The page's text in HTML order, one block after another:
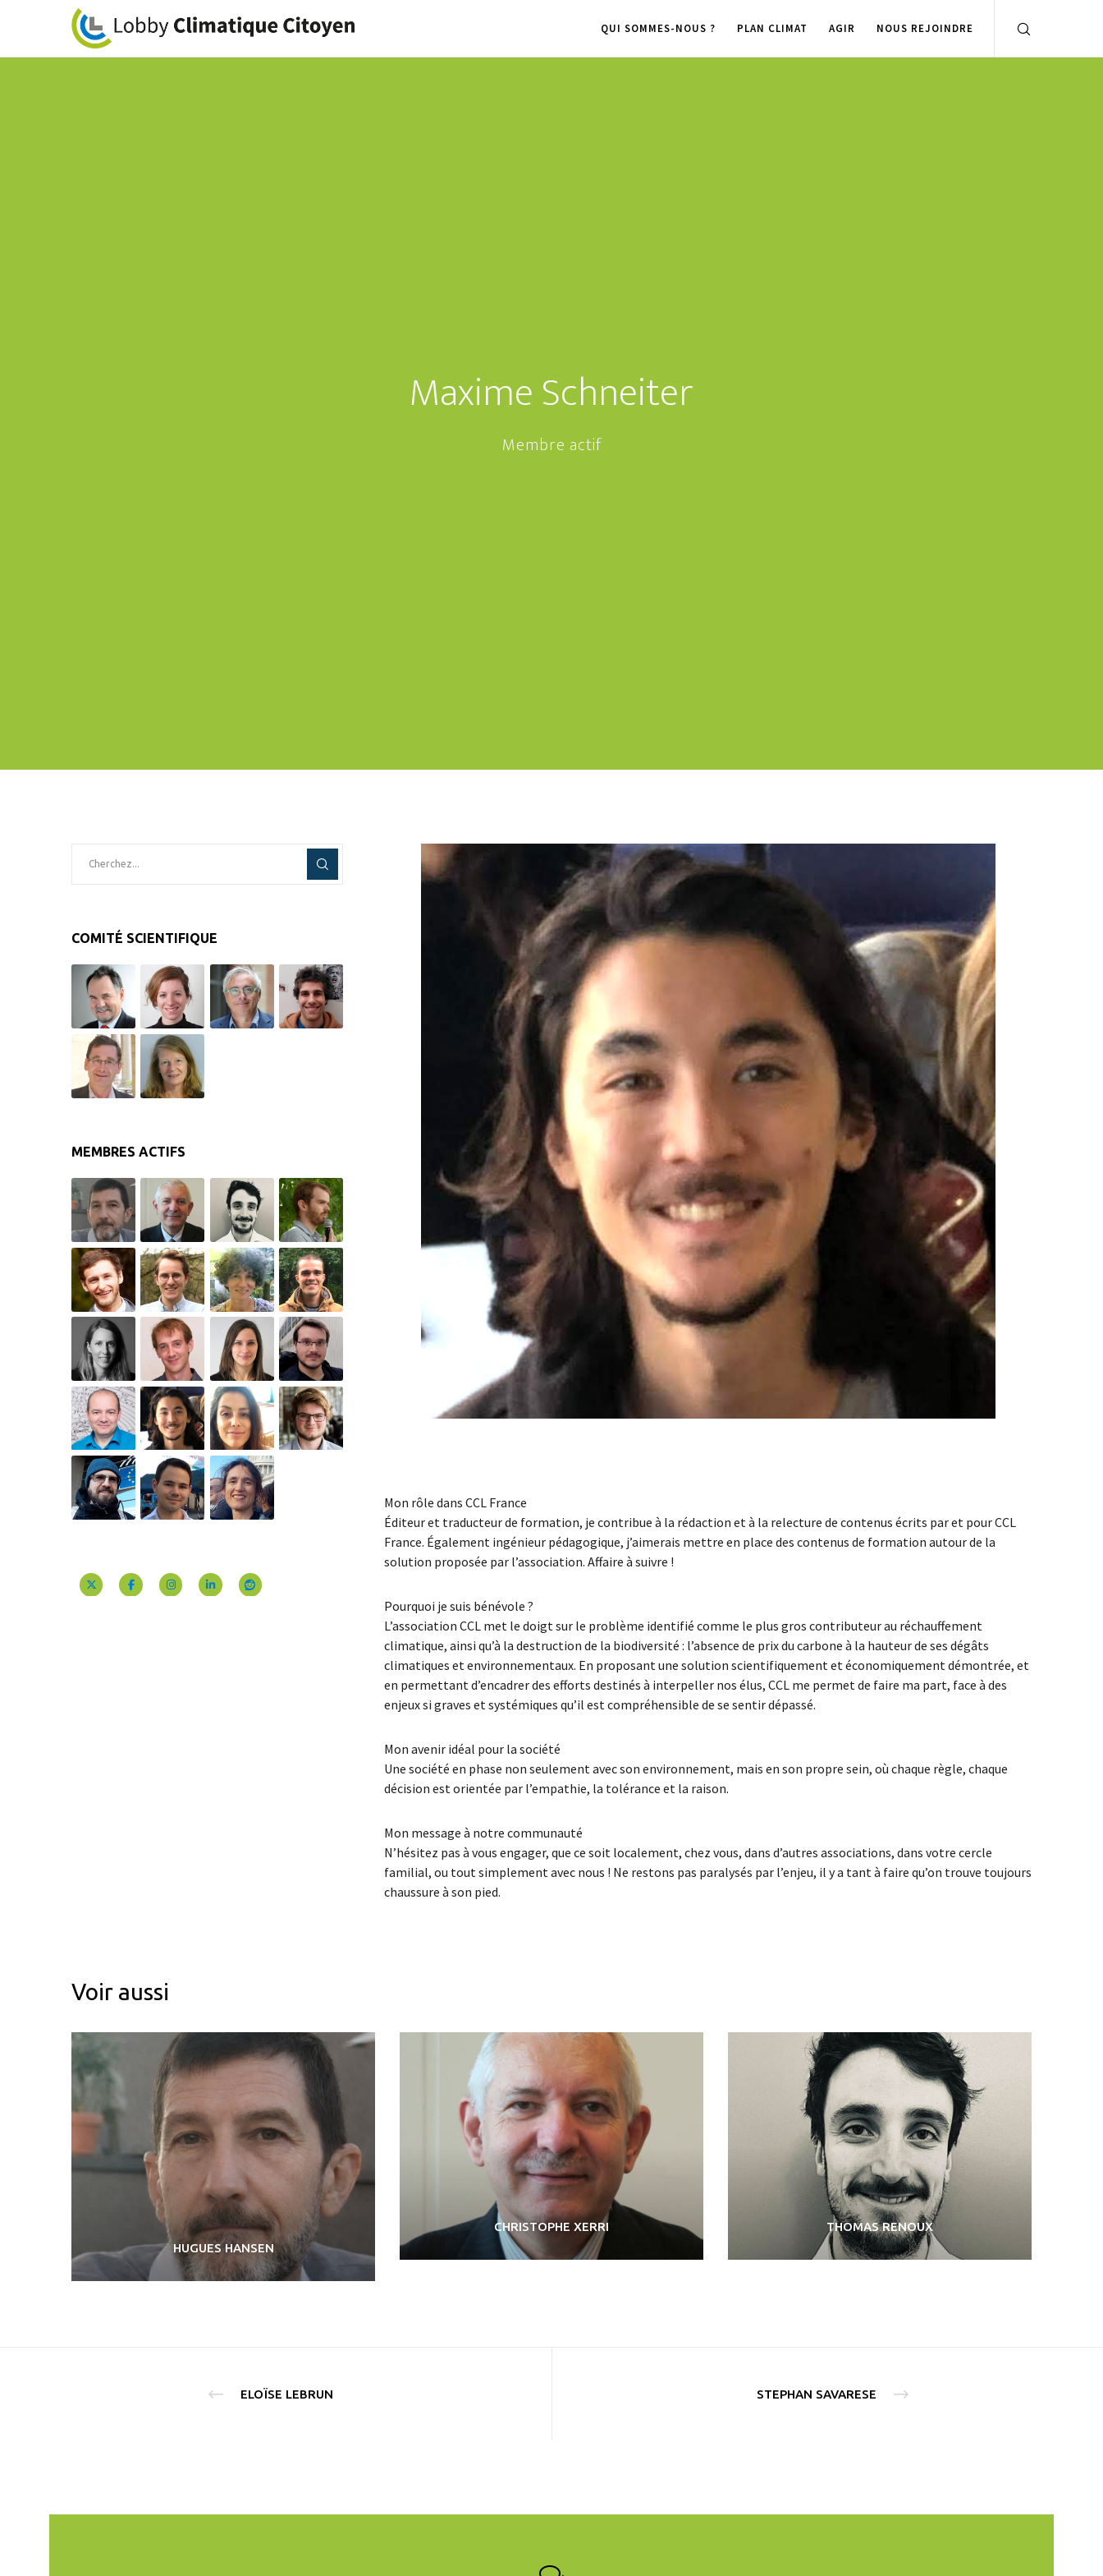
QUI SOMMES-NOUS ? PLAN CLIMAT AGIR NOUS REJOINDRE
Maxime Schneiter
Membre actif
Mon rôle dans CCL France
Éditeur et traducteur de formation, je contribue à la rédaction et à la relecture de contenus écrits par et pour CCL
France. Également ingénieur pédagogique, j’aimerais mettre en place des contenus de formation autour de la
solution proposée par l’association. Affaire à suivre !
Pourquoi je suis bénévole ?
L’association CCL met le doigt sur le problème identifié comme le plus gros contributeur au réchauffement
climatique, ainsi qu’à la destruction de la biodiversité : l’absence de prix du carbone à la hauteur de ses dégâts
climatiques et environnementaux. En proposant une solution scientifiquement et économiquement démontrée, et
en permettant d’encadrer des efforts destinés à interpeller nos élus, CCL me permet de faire ma part, face à des
enjeux si graves et systémiques qu’il est compréhensible de se sentir dépassé.
Mon avenir idéal pour la société
Une société en phase non seulement avec son environnement, mais en son propre sein, où chaque règle, chaque
décision est orientée par l’empathie, la tolérance et la raison.
Mon message à notre communauté
N’hésitez pas à vous engager, que ce soit localement, chez vous, dans d’autres associations, dans votre cercle
familial, ou tout simplement avec nous ! Ne restons pas paralysés par l’enjeu, il y a tant à faire qu’on trouve toujours
chaussure à son pied.
COMITÉ SCIENTIFIQUE
MEMBRES ACTIFS
Voir aussi
HUGUES HANSEN
CHRISTOPHE XERRI THOMAS RENOUX
ELOÏSE LEBRUN STEPHAN SAVARESE